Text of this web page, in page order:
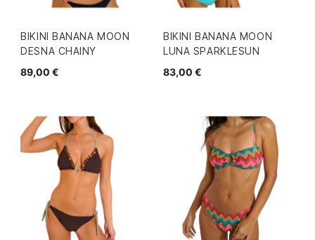
BIKINI BANANA MOON
DESNA CHAINY
89,00 €
BIKINI BANANA MOON
LUNA SPARKLESUN
83,00 €